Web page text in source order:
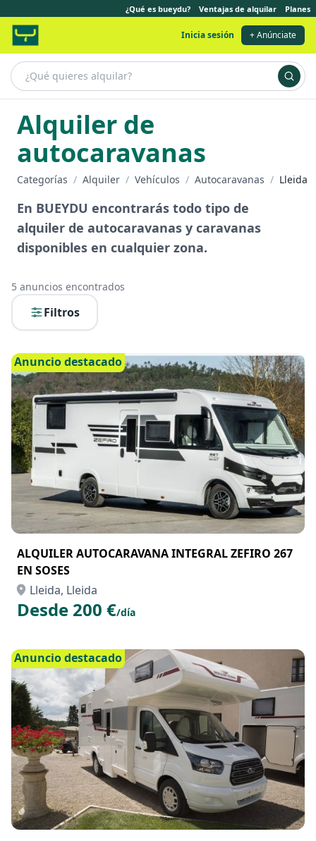
¿Qué es bueydu? Ventajas de alquilar Planes
Inicia sesión + Anúnciate
Alquiler de
autocaravanas
Categorías / Alquiler / Vehículos / Autocaravanas / Lleida
En BUEYDU encontrarás todo tipo de
alquiler de autocaravanas y caravanas
disponibles en cualquier zona.
5 anuncios encontrados
Filtros
Anuncio destacado
ALQUILER AUTOCARAVANA INTEGRAL ZEFIRO 267
EN SOSES
Lleida, Lleida
Desde 200 €/día
Anuncio destacado